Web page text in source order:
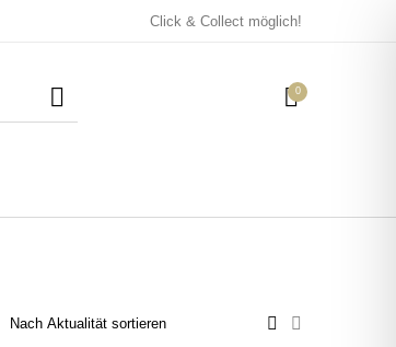
Click & Collect möglich!
0